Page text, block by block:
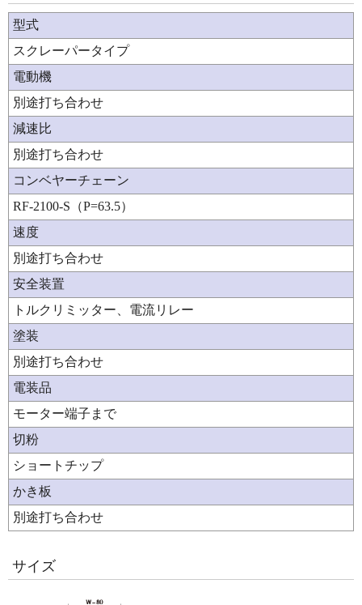
型式
スクレーパータイプ
電動機
別途打ち合わせ
減速比
別途打ち合わせ
コンベヤーチェーン
RF-2100-S（P=63.5）
速度
別途打ち合わせ
安全装置
トルクリミッター、電流リレー
塗装
別途打ち合わせ
電装品
モーター端子まで
切粉
ショートチップ
かき板
別途打ち合わせ
サイズ